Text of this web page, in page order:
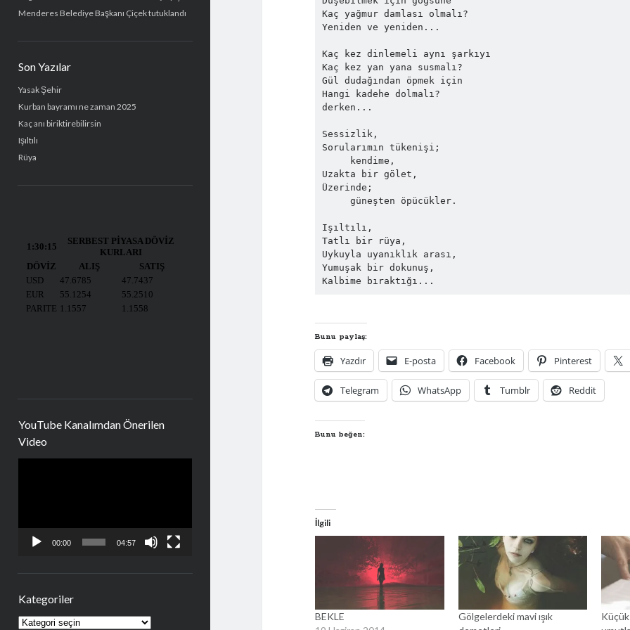
Menderes Belediye Başkanı Çiçek tutuklandı
Son Yazılar
Yasak Şehir
Kurban bayramı ne zaman 2025
Kaç anı biriktirebilirsin
Işıltılı
Rüya
YouTube Kanalımdan Önerilen
Video
00:00 04:57
Kategoriler
Kategoriler
Kaç yağmur damlası olmalı?
Yeniden ve yeniden...
Kaç kez dinlemeli aynı şarkıyı
Kaç kez yan yana susmalı?
Gül dudağından öpmek için
Hangi kadehe dolmalı?
derken...
Sessizlik,
Sorularımın tükenişi;
kendime,
Uzakta bir gölet,
Üzerinde;
güneşten öpücükler.
Işıltılı,
Tatlı bir rüya,
Uykuyla uyanıklık arası,
Yumuşak bir dokunuş,
Kalbime bıraktığı...
Bunu paylaş:
Yazdır E-posta Facebook Pinterest
Telegram WhatsApp Tumblr Reddit
Bunu beğen:
İlgili
BEKLE
Gölgelerdeki mavi ışık